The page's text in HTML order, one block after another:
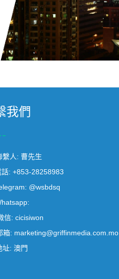
我們
繫人: 曹先生
: +853-28258983
@wsbdsq
: cicisiwon
: marketing@griffinmedia.com.mo
址: 澳門